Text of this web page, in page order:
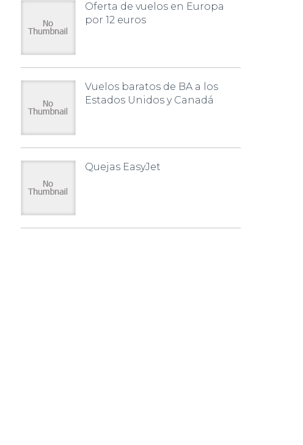
Oferta de vuelos en Europa
por 12 euros
Vuelos baratos de BA a los
Estados Unidos y Canadá
Quejas EasyJet